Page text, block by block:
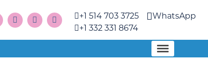
+1 514 703 3725
+1 332 331 8674
WhatsApp